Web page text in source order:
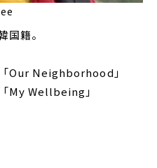
籍。
Our Neighborhood」
My Wellbeing」